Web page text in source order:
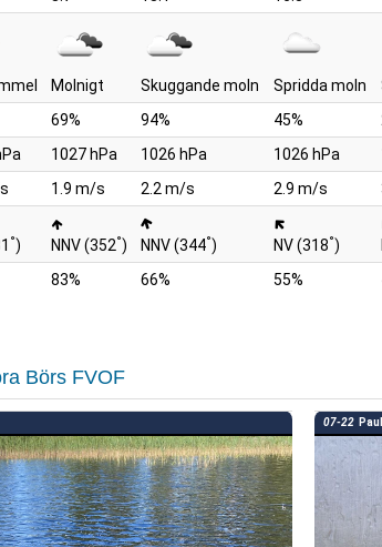
Molnigt Skuggande moln Spridda moln
69% 94% 45%
1027 hPa 1026 hPa 1026 hPa
1.9 m/s 2.2 m/s 2.9 m/s
°) NNV (352°) NNV (344°) NV (318°)
83% 66% 55%
Börs FVOF
07-22